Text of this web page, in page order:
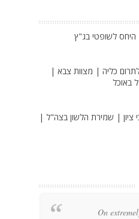
היחס לשופטי בג"ץ
כליה | מצוות צבא |
באוכל
| שמירת הלשון בצה"ל |
"On